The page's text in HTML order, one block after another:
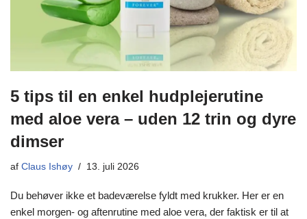
5 tips til en enkel hudplejerutine
med aloe vera – uden 12 trin og dyre
dimser
af Claus Ishøy 13. juli 2026
Du behøver ikke et badeværelse fyldt med krukker. Her er en
enkel morgen- og aftenrutine med aloe vera, der faktisk er til at